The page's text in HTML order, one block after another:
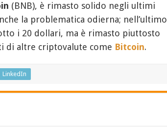
(BNB), è rimasto solido negli ultimi
la problematica odierna; nell’ultimo
i 20 dollari, ma è rimasto piuttosto
di altre criptovalute come Bitcoin.
LinkedIn